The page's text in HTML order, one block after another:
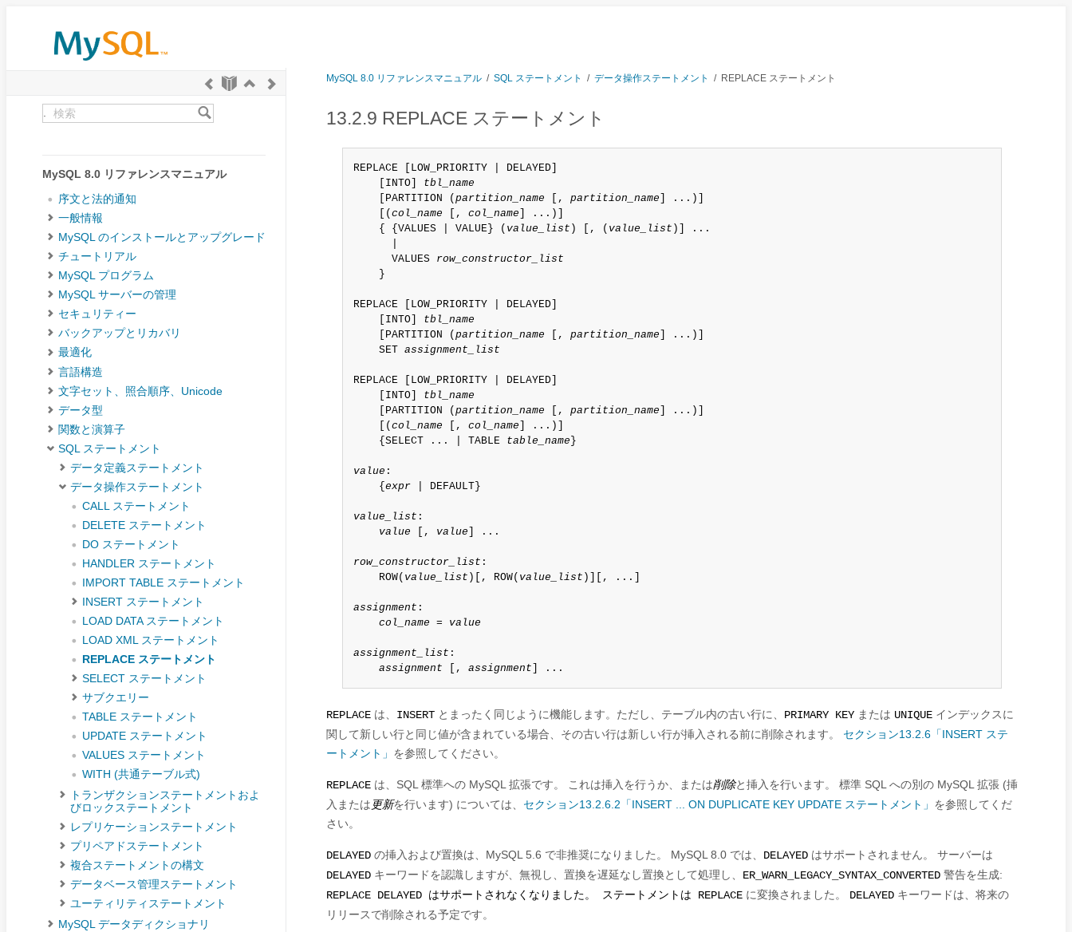
MySQL 8.0 リファレンスマニュアル
序文と法的通知
一般情報
MySQL のインストールとアップグレード
チュートリアル
MySQL プログラム
MySQL サーバーの管理
セキュリティー
バックアップとリカバリ
最適化
言語構造
文字セット、照合順序、Unicode
データ型
関数と演算子
SQL ステートメント
データ定義ステートメント
データ操作ステートメント
CALL ステートメント
DELETE ステートメント
DO ステートメント
HANDLER ステートメント
IMPORT TABLE ステートメント
INSERT ステートメント
LOAD DATA ステートメント
LOAD XML ステートメント
REPLACE ステートメント
SELECT ステートメント
サブクエリー
TABLE ステートメント
UPDATE ステートメント
VALUES ステートメント
WITH (共通テーブル式)
トランザクションステートメントおよ
びロックステートメント
レプリケーションステートメント
プリペアドステートメント
複合ステートメントの構文
データベース管理ステートメント
ユーティリティステートメント
MySQL データディクショナリ
MySQL 8.0 リファレンスマニュアル / SQL ステートメント / データ操作ステートメント / REPLACE ステートメント
13.2.9 REPLACE ステートメント
REPLACE [LOW_PRIORITY | DELAYED]
    [INTO]
tbl_name
    [PARTITION (
partition_name [, partition_name ] ...)]
    [(
col_name [, col_name ] ...)]
    { {VALUES | VALUE} (
value_list ) [, ( value_list )] ...
      VALUES
row_constructor_list
    }
REPLACE [LOW_PRIORITY | DELAYED]
    [INTO]
tbl_name
    [PARTITION (
partition_name [, partition_name ] ...)]
    SET
assignment_list
REPLACE [LOW_PRIORITY | DELAYED]
    [INTO]
tbl_name
    [PARTITION (
partition_name [, partition_name ] ...)]
    [(
col_name [, col_name ] ...)]
    {SELECT ... | TABLE
table_name }
value :
    {
expr | DEFAULT}
value_list :
value [, value ] ...
row_constructor_list :
    ROW(
value_list )[, ROW( value_list )][, ...]
assignment :
col_name = value
assignment_list :
assignment [, assignment ] ...
REPLACE は、 INSERT とまったく同じように機能します。ただし、テーブル内の古い行に、 PRIMARY KEY または UNIQUE インデックスに
関して新しい行と同じ値が含まれている場合、その古い行は新しい行が挿入される前に削除されます。 セクション13.2.6「INSERT ステ
ートメント」 を参照してください。
REPLACE は、SQL 標準への MySQL 拡張です。 これは挿入を行うか、または削除と挿入を行います。 標準 SQL への別の MySQL 拡張 (挿
入または 更新を行います) については、 セクション13.2.6.2「INSERT ... ON DUPLICATE KEY UPDATE ステートメント」 を参照してくだ
さい。
DELAYED の挿入および置換は、MySQL 5.6 で非推奨になりました。 MySQL 8.0 では、 DELAYED はサポートされません。 サーバーは
DELAYED キーワードを認識しますが、無視し、置換を遅延なし置換として処理し、 ER_WARN_LEGACY_SYNTAX_CONVERTED 警告を生成:
REPLACE DELAYED はサポートされなくなりました。 ステートメントは REPLACE に変換されました。 DELAYED キーワードは、将来の
リリースで削除される予定です。